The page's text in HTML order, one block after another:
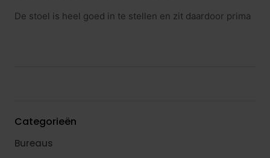
De stoel is heel goed in te stellen en zit daardoor prima
Categorieën
Bureaus